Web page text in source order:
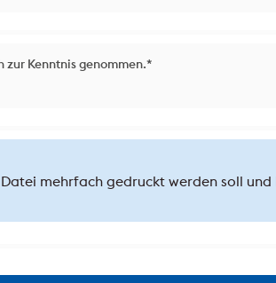
Kenntnis genommen.*
mehrfach gedruckt werden soll